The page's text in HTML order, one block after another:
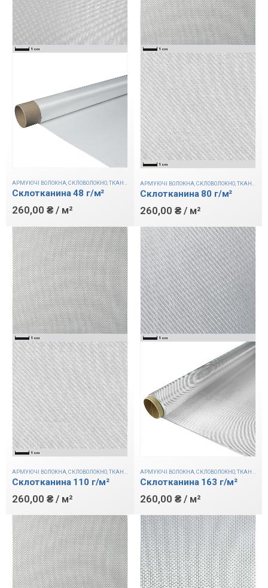
АРМУЮЧІ ВОЛОКНА,СКЛОВОЛОКНО,ТКАНИНИ
Склотканина 48 г/м²
260,00 ₴ / м²
АРМУЮЧІ ВОЛОКНА СКЛОВОЛОКНО ТКАНИНИ
Склотканина 80 г/м²
260,00 ₴ / м²
АРМУЮЧІ ВОЛОКНА,СКЛОВОЛОКНО,ТКАНИНИ
Склотканина 110 г/м²
260,00 ₴ / м²
АРМУЮЧІ ВОЛОКНА СКЛОВОЛОКНО ТКАНИНИ
Склотканина 163 г/м²
260,00 ₴ / м²